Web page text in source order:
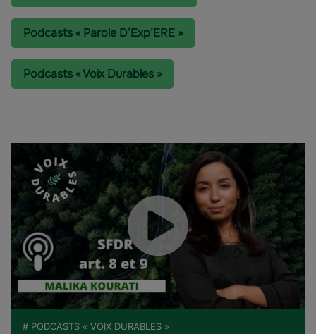
Podcasts « Parole D’Exp’ERE »
Podcasts « Voix Durables »
# PODCASTS « VOIX DURABLES »